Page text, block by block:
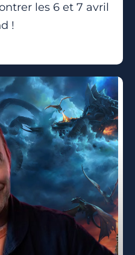
les 6 et 7 avril
!